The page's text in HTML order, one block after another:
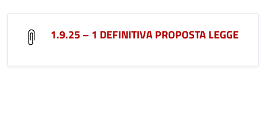
1.9.25 – 1 DEFINITIVA PROPOSTA LEGGE